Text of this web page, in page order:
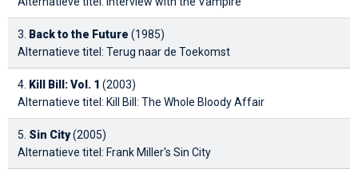
3. Back to the Future (1985)
Alternatieve titel: Terug naar de Toekomst
4. Kill Bill: Vol. 1 (2003)
Alternatieve titel: Kill Bill: The Whole Bloody Affair
5. Sin City(2005)
Alternatieve titel: Frank Miller's Sin City